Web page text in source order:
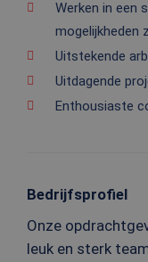
Werken in een
mogelijkheden
Uitstekende
Uitdagende
Enthousiaste
Bedrijfsprofiel
Onze
leuk en sterk